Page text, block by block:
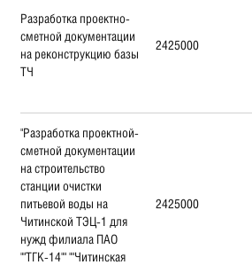
Разработка проектно-
сметной документации
на реконструкцию базы
ТЧ
2425000
"Разработка проектной-
сметной документации
на строительство
станции очистки
питьевой воды на
Читинской ТЭЦ-1 для
нужд филиала ПАО
""ТГК-14"" ""Читинская
2425000